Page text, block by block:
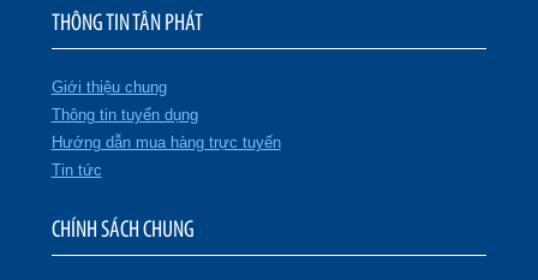
THÔNG TIN TÂN PHÁT
Giới thiệu chung
Thông tin tuyển dụng
Hướng dẫn mua hàng trực tuyến
Tin tức
CHÍNH SÁCH CHUNG